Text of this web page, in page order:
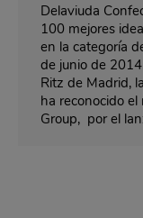
Delaviuda
100 mejores
en la categoría
de junio de
Ritz de Madrid,
ha reconocido
Group, por el